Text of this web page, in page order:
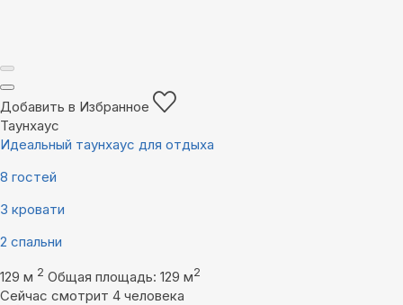
Добавить в Избранное
Таунхаус
Идеальный таунхаус для отдыха
8 гостей
3 кровати
2 спальни
129 м 2 Общая площадь: 129 м2
Сейчас смотрит 4 человека